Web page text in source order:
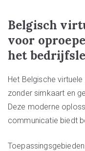
Belgisch
voor
het
Het Belgische
zonder simkaart en
Deze moderne
communicatie biedt